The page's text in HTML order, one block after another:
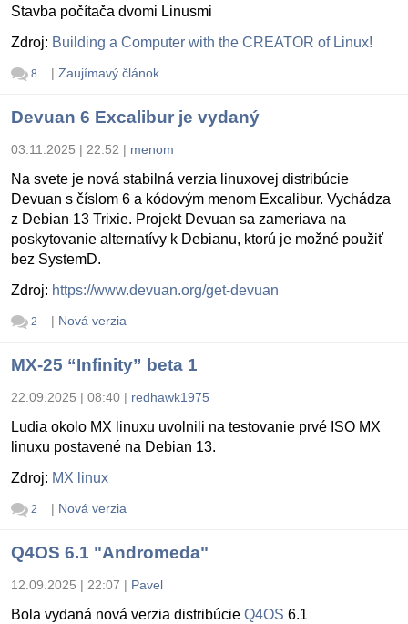
Stavba počítača dvomi Linusmi
Zdroj: Building a Computer with the CREATOR of Linux!
8 | Zaujímavý článok
Devuan 6 Excalibur je vydaný
03.11.2025 | 22:52 | menom
Na svete je nová stabilná verzia linuxovej distribúcie
Devuan s číslom 6 a kódovým menom Excalibur. Vychádza
z Debian 13 Trixie. Projekt Devuan sa zameriava na
poskytovanie alternatívy k Debianu, ktorú je možné použiť
bez SystemD.
Zdroj: https://www.devuan.org/get-devuan
2 | Nová verzia
MX-25 “Infinity” beta 1
22.09.2025 | 08:40 | redhawk1975
Ludia okolo MX linuxu uvolnili na testovanie prvé ISO MX
linuxu postavené na Debian 13.
Zdroj: MX linux
2 | Nová verzia
Q4OS 6.1 "Andromeda"
12.09.2025 | 22:07 | Pavel
Bola vydaná nová verzia distribúcie Q4OS 6.1